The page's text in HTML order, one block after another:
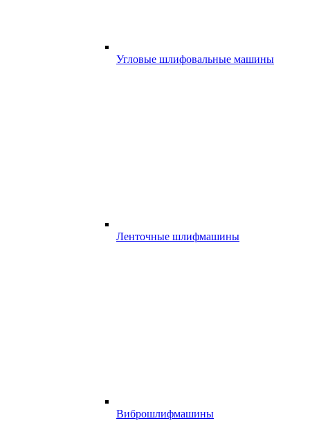
Угловые шлифовальные машины
Ленточные шлифмашины
Виброшлифмашины